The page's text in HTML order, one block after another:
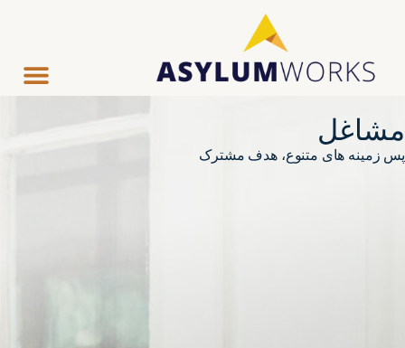
مشاغل
پس زمینه های متنوع، هدف مشترک